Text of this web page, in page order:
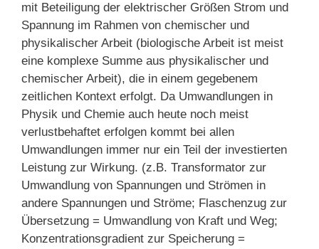
mit Beteiligung der elektrischer Größen Strom und
Spannung im Rahmen von chemischer und
physikalischer Arbeit (biologische Arbeit ist meist
eine komplexe Summe aus physikalischer und
chemischer Arbeit), die in einem gegebenem
zeitlichen Kontext erfolgt. Da Umwandlungen in
Physik und Chemie auch heute noch meist
verlustbehaftet erfolgen kommt bei allen
Umwandlungen immer nur ein Teil der investierten
Leistung zur Wirkung. (z.B. Transformator zur
Umwandlung von Spannungen und Strömen in
andere Spannungen und Ströme; Flaschenzug zur
Übersetzung = Umwandlung von Kraft und Weg;
Konzentrationsgradient zur Speicherung =